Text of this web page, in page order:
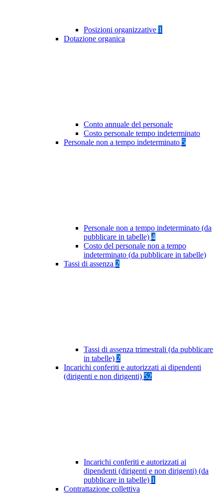
Posizioni organizzative 1
Dotazione organica
Conto annuale del personale
Costo personale tempo indeterminato
Personale non a tempo indeterminato 5
Personale non a tempo indeterminato (da
pubblicare in tabelle) 4
Costo del personale non a tempo
indeterminato (da pubblicare in tabelle)
Tassi di assenza 2
Tassi di assenza trimestrali (da pubblicare
in tabelle) 2
Incarichi conferiti e autorizzati ai dipendenti
(dirigenti e non dirigenti) 52
Incarichi conferiti e autorizzati ai
dipendenti (dirigenti e non dirigenti) (da
pubblicare in tabelle) 1
Contrattazione collettiva